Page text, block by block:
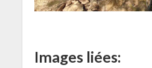
Images liées: